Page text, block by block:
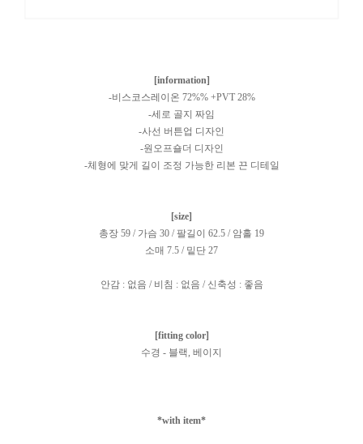
[information]
-비스코스레이온 72%% +PVT 28%
-세로 골지 짜임
-사선 버튼업 디자인
-원오프숄더 디자인
-체형에 맞게 길이 조정 가능한 리본 끈 디테일
[size]
총장 59 / 가슴 30 / 팔길이 62.5 / 암홀 19
소매 7.5 / 밑단 27
안감 : 없음 / 비침 : 없음 / 신축성 : 좋음
[fitting color]
수경 - 블랙, 베이지
*with item*